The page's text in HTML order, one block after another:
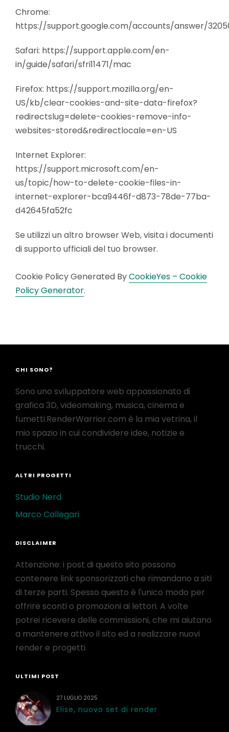
Chrome:
https://support.google.com/accounts/answer/
Safari: https://support.apple.com/en-
in/guide/safari/sfri11471/mac
Firefox: https://support.mozilla.org/en-
US/kb/clear-cookies-and-site-data-firefox?
redirectslug=delete-cookies-remove-info-
websites-stored&redirectlocale=en-US
Internet Explorer:
https://support.microsoft.com/en-
us/topic/how-to-delete-cookie-files-in-
internet-explorer-bca9446f-d873-78de-77ba-
d42645fa52fc
Se utilizzi un altro browser Web, visita i documenti
di supporto ufficiali del tuo browser.
Cookie Policy Generated ByCookieYes – Cookie
Policy Generator.
CHI SONO?
Sono uno sviluppatore web appassionato di
grafica 3D, videomaking, musica, cinema e
fumetti.RenderWarrior.com è la mia vetrina, il
mio spazio in cui condividere idee, notizie e
trucchi.
ALTRI PROGETTI
Studio Nerd
Marco Callegari
DISCLAIMER
Attenzione: i post di questo sito possono
contenere link sponsorizzati che rimandano a siti
di terze parti. Spesso questo è l'unico modo per
offrire sconti o promozioni ai lettori. A volte
potrei ricevere delle commissioni, che mi aiutano
a mantenere attivo il sito ed a realizzare nuovi
render e progetti.
ULTIMI POST
27 LUGLIO 2025
Elise, nuovo set di render